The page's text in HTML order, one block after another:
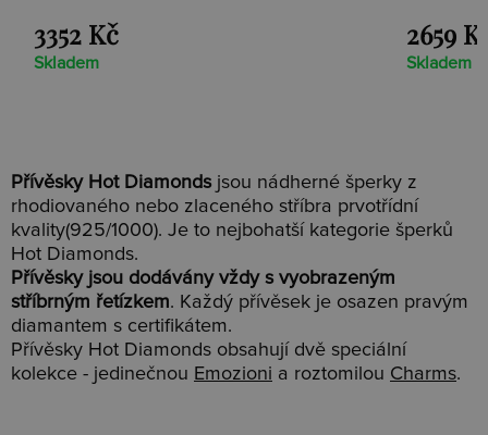
Přívěsky Hot Diamonds jsou nádherné šperky z
rhodiovaného nebo zlaceného stříbra prvotřídní
kvality(925/1000). Je to nejbohatší kategorie šperků
Hot Diamonds.
Přívěsky jsou dodávány vždy s vyobrazeným
stříbrným řetízkem. Každý přívěsek je osazen pravým
diamantem s certifikátem.
Přívěsky Hot Diamonds obsahují dvě speciální
kolekce - jedinečnou Emozioni a roztomilou Charms.